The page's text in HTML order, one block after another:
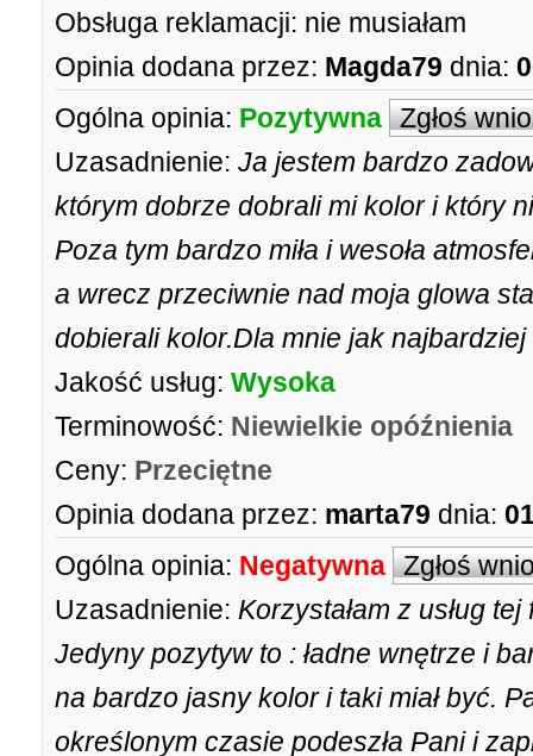
Obsługa reklamacji: nie musiałam
Opinia dodana przez: Magda79 dnia:
Ogólna opinia: Pozytywna Zgłoś
Uzasadnienie: Ja jestem bardzo
którym dobrze dobrali mi kolor i który
Poza tym bardzo miła i wesoła
a wrecz przeciwnie nad moja glowa
dobierali kolor.Dla mnie jak
Jakość usług: Wysoka
Terminowość: Niewielkie opóźnienia
Ceny: Przeciętne
Opinia dodana przez: marta79 dnia:
Ogólna opinia: Negatywna Zgłoś
Uzasadnienie: Korzystałam z usług
Jedyny pozytyw to : ładne wnętrze i
na bardzo jasny kolor i taki miał być.
określonym czasie podeszła Pani i